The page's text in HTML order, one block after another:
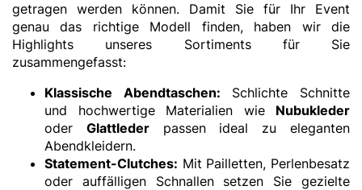
getragen werden können. Damit Sie für Ihr Event
genau das richtige Modell finden, haben wir die
Highlights unseres Sortiments für Sie
zusammengefasst:
Klassische Abendtaschen: Schlichte Schnitte
und hochwertige Materialien wie Nubukleder
oder Glattlederpassen ideal zu eleganten
Abendkleidern.
Statement-Clutches: Mit Pailletten, Perlenbesatz
oder auffälligen Schnallen setzen Sie gezielte